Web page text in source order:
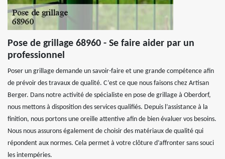
Pose de grillage 68960 - Se faire aider par un
professionnel
Poser un grillage demande un savoir-faire et une grande compétence afin
de prévoir des travaux de qualité. C’est ce que nous faisons chez Artisan
Berger. Dans notre activité de spécialiste en pose de grillage à Oberdorf,
nous mettons à disposition des services qualifiés. Depuis l’assistance à la
finition, nous portons une oreille attentive afin de bien évaluer vos besoins.
Nous nous assurons également de choisir des matériaux de qualité qui
répondent aux normes. Cela permet à votre clôture d’affronter sans souci
les intempéries.